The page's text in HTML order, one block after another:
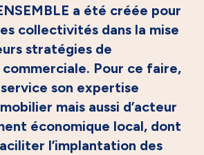
a été créée pour
collectivités dans la mise
stratégies de
Pour ce faire,
son expertise
mais aussi d’acteur
économique local, dont
l’implantation des